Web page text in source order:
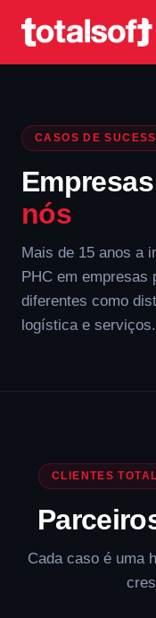
CASOS DE
nós
Mais de 15 anos a
PHC em empresas
diferentes como
logística e serviços.
CLIENTES
Cada caso é uma